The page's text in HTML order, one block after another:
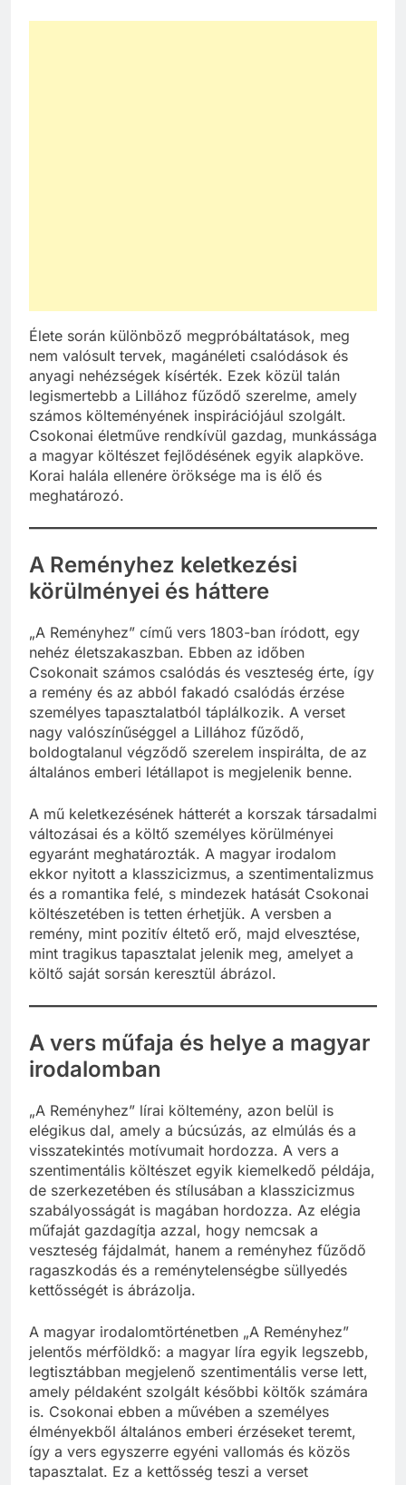
Élete során különböző megpróbáltatások, meg
nem valósult tervek, magánéleti csalódások és
anyagi nehézségek kísérték. Ezek közül talán
legismertebb a Lillához fűződő szerelme, amely
számos költeményének inspirációjául szolgált.
Csokonai életműve rendkívül gazdag, munkássága
a magyar költészet fejlődésének egyik alapköve.
Korai halála ellenére öröksége ma is élő és
meghatározó.
A Reményhez keletkezési
körülményei és háttere
„A Reményhez” című vers 1803-ban íródott, egy
nehéz életszakaszban. Ebben az időben
Csokonait számos csalódás és veszteség érte, így
a remény és az abból fakadó csalódás érzése
személyes tapasztalatból táplálkozik. A verset
nagy valószínűséggel a Lillához fűződő,
boldogtalanul végződő szerelem inspirálta, de az
általános emberi létállapot is megjelenik benne.
A mű keletkezésének hátterét a korszak társadalmi
változásai és a költő személyes körülményei
egyaránt meghatározták. A magyar irodalom
ekkor nyitott a klasszicizmus, a szentimentalizmus
és a romantika felé, s mindezek hatását Csokonai
költészetében is tetten érhetjük. A versben a
remény, mint pozitív éltető erő, majd elvesztése,
mint tragikus tapasztalat jelenik meg, amelyet a
költő saját sorsán keresztül ábrázol.
A vers műfaja és helye a magyar
irodalomban
„A Reményhez” lírai költemény, azon belül is
elégikus dal, amely a búcsúzás, az elmúlás és a
visszatekintés motívumait hordozza. A vers a
szentimentális költészet egyik kiemelkedő példája,
de szerkezetében és stílusában a klasszicizmus
szabályosságát is magában hordozza. Az elégia
műfaját gazdagítja azzal, hogy nemcsak a
veszteség fájdalmát, hanem a reményhez fűződő
ragaszkodás és a reménytelenségbe süllyedés
kettősségét is ábrázolja.
A magyar irodalomtörténetben „A Reményhez”
jelentős mérföldkő: a magyar líra egyik legszebb,
legtisztábban megjelenő szentimentális verse lett,
amely példaként szolgált későbbi költők számára
is. Csokonai ebben a művében a személyes
élményekből általános emberi érzéseket teremt,
így a vers egyszerre egyéni vallomás és közös
tapasztalat. Ez a kettősség teszi a verset